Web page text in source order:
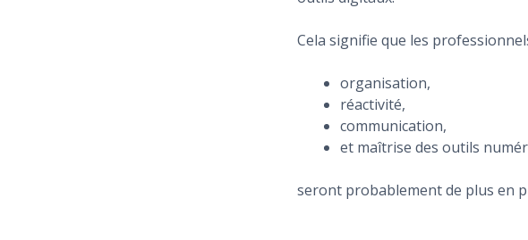
Cela signifie que les
organisation,
réactivité,
communication,
et maîtrise des outils
seront probablement de plus en